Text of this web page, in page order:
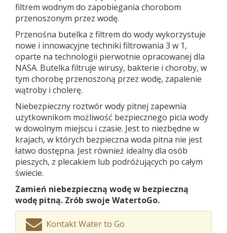
filtrem wodnym do zapobiegania chorobom
przenoszonym przez wodę.
Przenośna butelka z filtrem do wody wykorzystuje
nowe i innowacyjne techniki filtrowania 3 w 1,
oparte na technologii pierwotnie opracowanej dla
NASA. Butelka filtruje wirusy, bakterie i choroby, w
tym chorobę przenoszoną przez wodę, zapalenie
wątroby i cholerę.
Niebezpieczny roztwór wody pitnej zapewnia
użytkownikom możliwość bezpiecznego picia wody
w dowolnym miejscu i czasie. Jest to niezbędne w
krajach, w których bezpieczna woda pitna nie jest
łatwo dostępna. Jest również idealny dla osób
pieszych, z plecakiem lub podróżujących po całym
świecie.
Zamień niebezpieczną wodę w bezpieczną
wodę pitną. Zrób swoje WatertoGo.
Kontakt Water to Go